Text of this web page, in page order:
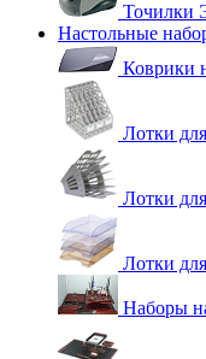
Точилки
Настольные
Коврики
Лотки
Лотки
Лотки
Наборы